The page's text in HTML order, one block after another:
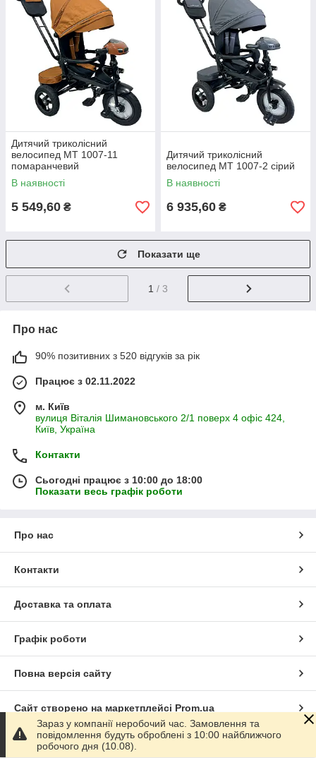
Дитячий триколісний
велосипед MT 1007-11
помаранчевий
В наявності
5 549,60 ₴
Дитячий триколісний
велосипед MT 1007-2 сірий
В наявності
6 935,60 ₴
Показати ще
1 / 3
Про нас
90% позитивних з 520 відгуків за рік
Працює з 02.11.2022
м. Київ
вулиця Віталія Шимановського 2/1 поверх 4 офіс 424,
Київ, Україна
Контакти
Сьогодні працює з 10:00 до 18:00
Показати весь графік роботи
Про нас
Контакти
Доставка та оплата
Графік роботи
Повна версія сайту
Сайт створено на маркетплейсі Prom.ua
Політика конфіденційності
Зараз у компанії неробочий час. Замовлення та
повідомлення будуть оброблені з 10:00 найближчого
робочого дня (10.08).